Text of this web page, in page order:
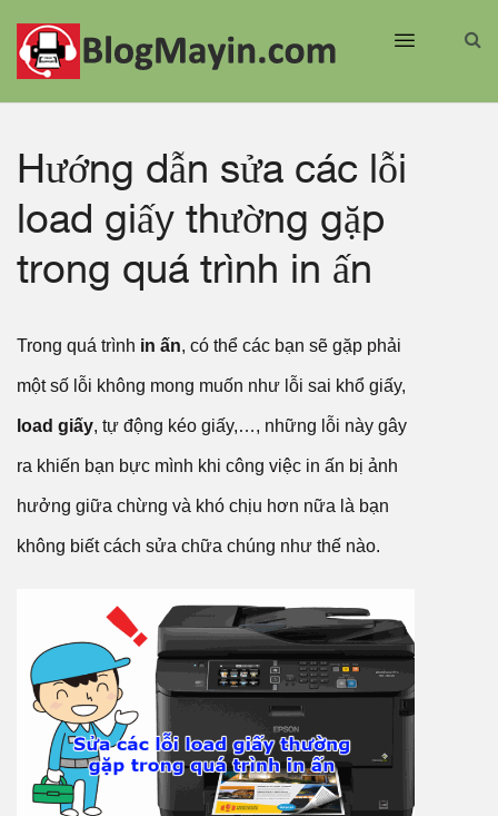
Hướng dẫn sửa các lỗi
load giấy thường gặp
trong quá trình in ấn
Trong quá trình in ấn, có thể các bạn sẽ gặp phải
một số lỗi không mong muốn như lỗi sai khổ giấy,
load giấy, tự động kéo giấy,…, những lỗi này gây
ra khiến bạn bực mình khi công việc in ấn bị ảnh
hưởng giữa chừng và khó chịu hơn nữa là bạn
không biết cách sửa chữa chúng như thế nào.